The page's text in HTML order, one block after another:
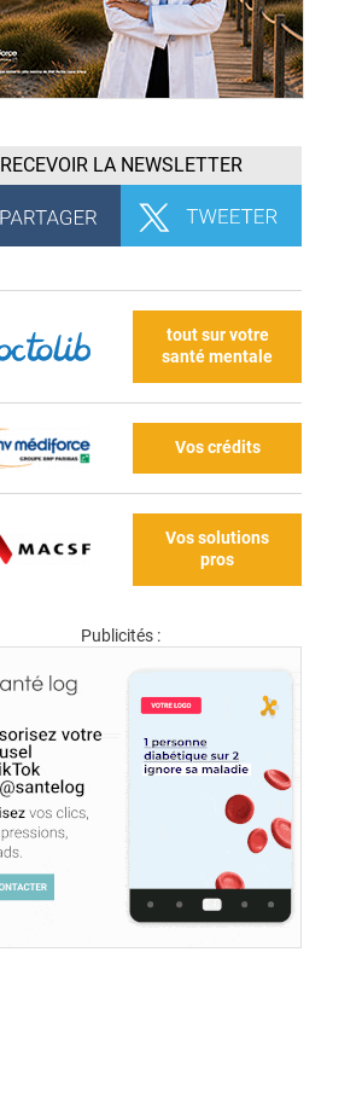
RECEVOIR LA NEWSLETTER
tout sur votre
santé mentale
Vos crédits
Vos solutions
pros
Publicités :